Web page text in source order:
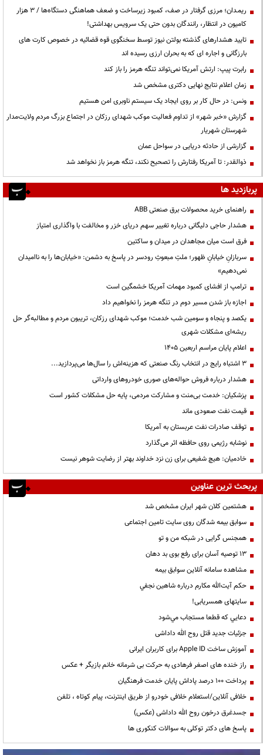
ریمـدان؛ مرزی گرفتار در صف، کمبود زیرساخت و ضعف هماهنگی دستگاه‌ها / ۳ هزار
کامیون در انتظار، رانندگان بدون حتی یک سرویس بهداشتی!
تایید هشدارهای گذشته بولتن نیوز توسط سخنگوی قوه قضائیه در خصوص کارت های
بارزگانی و اجاره ای که به بحران ارزی رسیده اند
رابرت پیپ: ارتش آمریکا نمی‌تواند تنگه هرمز را باز کند
زمان اعلام نتایج نهایی دکتری مشخص شد
ونس: در حال کار بر روی ایجاد یک سیستم ناوبری امن هستیم
گزارش «خبر شهر» از تداوم فعالیت موکب شهدای رزکان در اجتماع بزرگ مردم ولایت‌مدار
شهرستان شهریار
گزارشی از حادثه دریایی در سواحل عمان
ذوالقدر: تا آمریکا رفتارش را تصحیح نکند، تنگه هرمز باز نخواهد شد
پربازدید ها
راهنمای خرید محصولات برق صنعتی ABB
هشدار حاجی دلیگانی درباره تغییر سهم دریای خزر و مخالفت با واگذاری امتیاز
فرق است میان مجاهدان در میدان و ساکتین
سربازانِ خیابانِ ظهور؛ ملتِ مبعوثِ رودسر در پاسخ به دشمن: «خیابان‌ها را به ناامیدان
نمی‌دهیم»
ترامپ از افشای کمبود مهمات آمریکا خشمگین است
اجازه باز شدن مسیر دوم در تنگه هرمز را نخواهیم داد
یکصد و پنجاه و سومین شب خدمت؛ موکب شهدای رزکان، تریبون مردم و مطالبه‌گر حل
ریشه‌ای مشکلات شهری
اعلام پایان مراسم اربعین ۱۴۰۵
3 اشتباه رایج در انتخاب رنگ صنعتی که هزینه‌اش را سال‌ها می‌پردازید...
هشدار درباره فروش حواله‌های صوری خودروهای وارداتی
پزشکیان: خدمت بی‌منت و مشارکت مردمی، پایه حل مشکلات کشور است
قیمت نفت صعودی ماند
توقف صادرات نفت عربستان به آمریکا
نوشابه رژیمی روی حافظه اثر می‌گذارد
خادمیان: هیچ شفیعی برای زن نزد خداوند بهتر از رضایت شوهر نیست
پربحث ترین عناوین
هشتمین کلان شهر ایران مشخص شد
سوابق بیمه شدگان روی سایت تامین اجتماعی
همجنس گرایی در شبکه من و تو
13 توصیه آسان برای رفع بوی بد دهان
مشاهده سامانه آنلاين سوابق بیمه
حكم آيت‌الله مكارم درباره شاهين نجفي
سایتهای همسریابی!
دعايي كه قطعا مستجاب مي‌شود
جزئیات جدید قتل روح الله داداشی
آموزش ساخت Apple ID برای کاربران ایرانی
راز خنده های اصغر فرهادی به حرکت بی شرمانه خانم بازیگر + عکس
پرداخت ۱۰۰ درصد پاداش پایان خدمت فرهنگیان
خلافی آنلاین/استعلام خلافی خودرو از طریق اینترنت، پیام کوتاه ، تلفن
جسدغرق درخون روح الله داداشی (عکس)
پاسخ های دکتر توکلی به سوالات کنکوری ها